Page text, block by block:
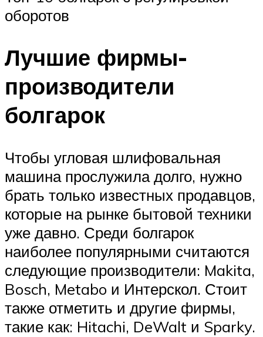
оборотов
Лучшие фирмы-
производители
болгарок
Чтобы угловая шлифовальная
машина прослужила долго, нужно
брать только известных продавцов,
которые на рынке бытовой техники
уже давно. Среди болгарок
наиболее популярными считаются
следующие производители: Makita,
Bosch, Metabo и Интерскол. Стоит
также отметить и другие фирмы,
такие как: Hitachi, DeWalt и Sparky.